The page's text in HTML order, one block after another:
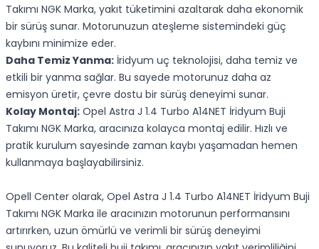
Takımı NGK Marka, yakıt tüketimini azaltarak daha ekonomik
bir sürüş sunar. Motorunuzun ateşleme sistemindeki güç
kaybını minimize eder.
Daha Temiz Yanma: İridyum uç teknolojisi, daha temiz ve
etkili bir yanma sağlar. Bu sayede motorunuz daha az
emisyon üretir, çevre dostu bir sürüş deneyimi sunar.
Kolay Montaj: Opel Astra J 1.4 Turbo A14NET İridyum Buji
Takımı NGK Marka, aracınıza kolayca montaj edilir. Hızlı ve
pratik kurulum sayesinde zaman kaybı yaşamadan hemen
kullanmaya başlayabilirsiniz.
Opell Center olarak, Opel Astra J 1.4 Turbo A14NET İridyum Buji
Takımı NGK Marka ile aracınızın motorunun performansını
artırırken, uzun ömürlü ve verimli bir sürüş deneyimi